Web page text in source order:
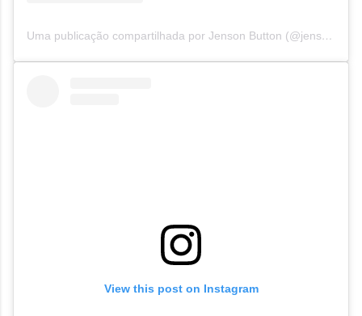
Uma publicação compartilhada por Jenson Button (@jensonbutton)
View this post on Instagram